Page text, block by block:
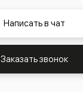
Написать в чат
Заказать звонок